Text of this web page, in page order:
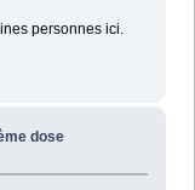
personnes ici.
dose